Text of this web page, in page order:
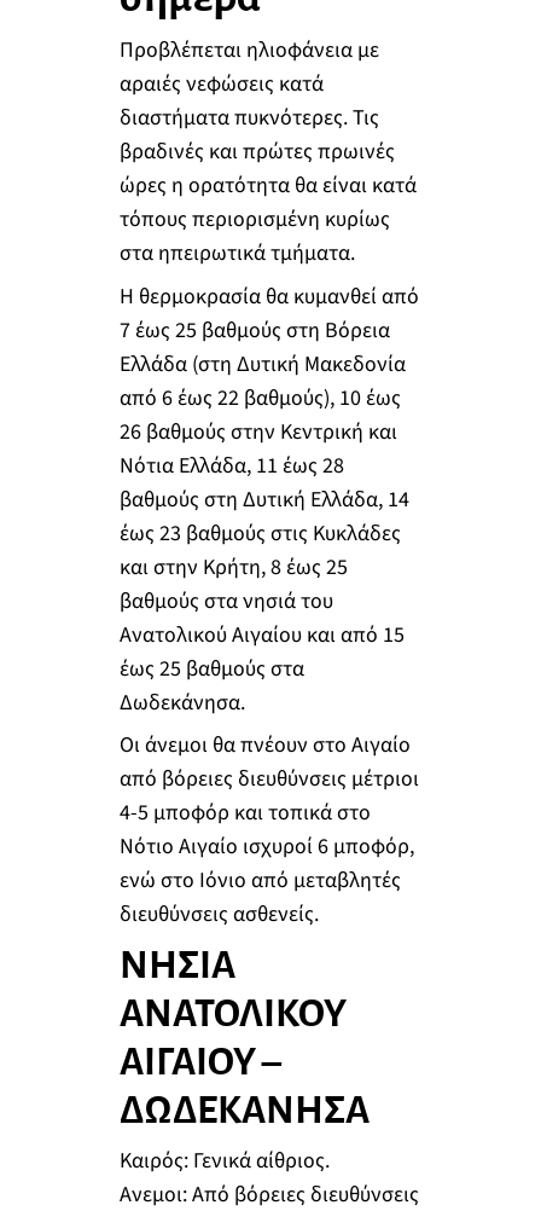
Προβλέπεται ηλιοφάνεια με
αραιές νεφώσεις κατά
διαστήματα πυκνότερες. Τις
βραδινές και πρώτες πρωινές
ώρες η ορατότητα θα είναι κατά
τόπους περιορισμένη κυρίως
στα ηπειρωτικά τμήματα.
Η θερμοκρασία θα κυμανθεί από
7 έως 25 βαθμούς στη Βόρεια
Ελλάδα (στη Δυτική Μακεδονία
από 6 έως 22 βαθμούς), 10 έως
26 βαθμούς στην Κεντρική και
Νότια Ελλάδα, 11 έως 28
βαθμούς στη Δυτική Ελλάδα, 14
έως 23 βαθμούς στις Κυκλάδες
και στην Κρήτη, 8 έως 25
βαθμούς στα νησιά του
Ανατολικού Αιγαίου και από 15
έως 25 βαθμούς στα
Δωδεκάνησα.
Οι άνεμοι θα πνέουν στο Αιγαίο
από βόρειες διευθύνσεις μέτριοι
4-5 μποφόρ και τοπικά στο
Νότιο Αιγαίο ισχυροί 6 μποφόρ,
ενώ στο Ιόνιο από μεταβλητές
διευθύνσεις ασθενείς.
ΝΗΣΙΑ
ΑΝΑΤΟΛΙΚΟΥ
ΑΙΓΑΙΟΥ –
ΔΩΔΕΚΑΝΗΣΑ
Καιρός: Γενικά αίθριος.
Ανεμοι: Από βόρειες διευθύνσεις